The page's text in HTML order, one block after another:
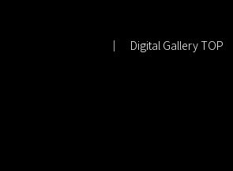
｜ Digital Gallery TOP